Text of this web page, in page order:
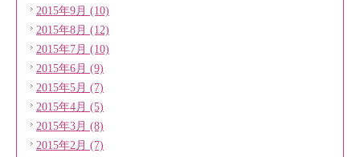
2015年9月 (10)
2015年8月 (12)
2015年7月 (10)
2015年6月 (9)
2015年5月 (7)
2015年4月 (5)
2015年3月 (8)
2015年2月 (7)